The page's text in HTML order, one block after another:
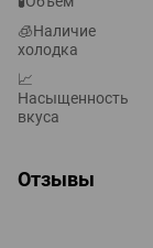
🧊Наличие
холодка
📈
Насыщенность
вкуса
Отзывы